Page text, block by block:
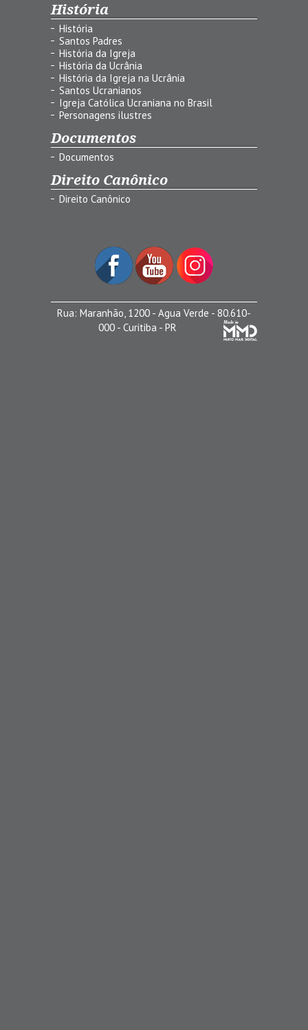
História
História
Santos Padres
História da Igreja
História da Ucrânia
História da Igreja na Ucrânia
Santos Ucranianos
Igreja Católica Ucraniana no Brasil
Personagens ilustres
Documentos
Documentos
Direito Canônico
Direito Canônico
Rua: Maranhão, 1200 - Agua Verde - 80.610-
000 - Curitiba - PR